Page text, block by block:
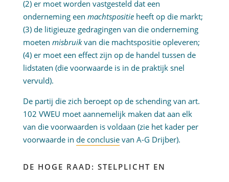
(2) er moet worden vastgesteld dat een
onderneming een machtspositieheeft op die markt;
(3) de litigieuze gedragingen van die onderneming
moeten misbruikvan die machtspositie opleveren;
(4) er moet een effect zijn op de handel tussen de
lidstaten (die voorwaarde is in de praktijk snel
vervuld).
De partij die zich beroept op de schending van art.
102 VWEU moet aannemelijk maken dat aan elk
van die voorwaarden is voldaan (zie het kader per
voorwaarde in de conclusievan A-G Drijber).
DE HOGE RAAD: STELPLICHT EN